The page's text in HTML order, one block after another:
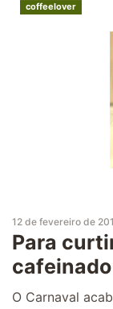
coffeelover
12 de fevereiro de
Para
O Carnaval